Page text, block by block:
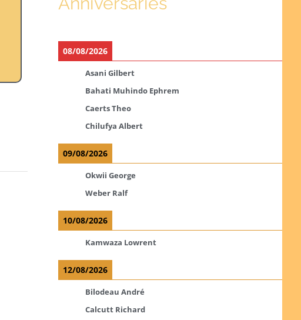
08/08/2026
Asani Gilbert
Bahati Muhindo Ephrem
Caerts Theo
Chilufya Albert
09/08/2026
Okwii George
Weber Ralf
10/08/2026
Kamwaza Lowrent
12/08/2026
Bilodeau André
Calcutt Richard